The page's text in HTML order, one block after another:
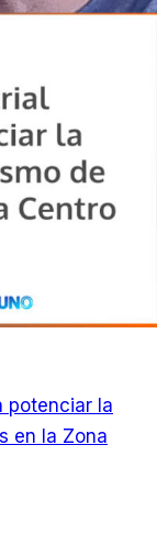
potenciar la
en la Zona